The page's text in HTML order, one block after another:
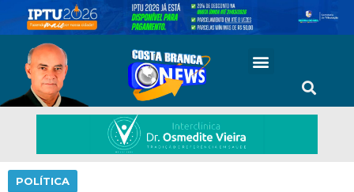
POLÍTICA